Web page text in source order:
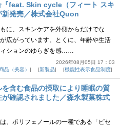
『feat. Skin cycle（フィート スキ
新発売／株式会社Quon
に、スキンケアを外側からだけでな
広がっています。とくに、年齢や生活
ィションのゆらぎを感……
2026年08月05日 17：03
品（美容） 新製品 機能性表示食品制度
を含む食品の摂取により睡眠の質
確認されました／森永製菓株式
、ポリフェノールの一種である「ピセ